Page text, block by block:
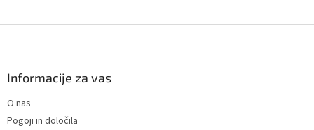
Informacije za vas
O nas
Pogoji in določila